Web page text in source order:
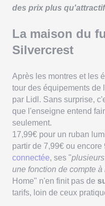
des prix plus
La maison du
Silvercrest
Après les montres et les
tour des équipements de
par Lidl. Sans surprise,
que l'enseigne entend
seulement.
17,99€ pour un ruban
partir de 7,99€ ou encore
connectée, ses "
une fonction de compte à
Home" n'en finit pas de
tarifs, loin de ceux